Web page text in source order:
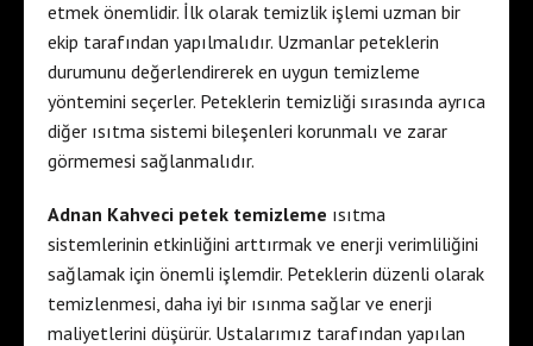
etmek önemlidir. İlk olarak temizlik işlemi uzman bir
ekip tarafından yapılmalıdır. Uzmanlar peteklerin
durumunu değerlendirerek en uygun temizleme
yöntemini seçerler. Peteklerin temizliği sırasında ayrıca
diğer ısıtma sistemi bileşenleri korunmalı ve zarar
görmemesi sağlanmalıdır.
Adnan Kahveci petek temizleme ısıtma
sistemlerinin etkinliğini arttırmak ve enerji verimliliğini
sağlamak için önemli işlemdir. Peteklerin düzenli olarak
temizlenmesi, daha iyi bir ısınma sağlar ve enerji
maliyetlerini düşürür. Ustalarımız tarafından yapılan